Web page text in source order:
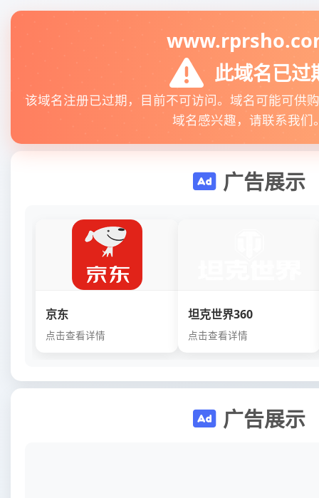
此域名已过
该域名注册已过期，目前不可访问。域名可能可供
域名感兴趣，请联系我们
广告展示
京东
点击查看详情
坦克世界360
点击查看详情
广告展示